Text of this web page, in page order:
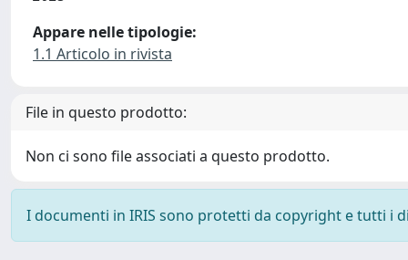
Appare nelle tipologie:
1.1 Articolo in rivista
File in questo prodotto:
Non ci sono file associati a questo prodotto.
I documenti in IRIS sono protetti da copyright e tutti i